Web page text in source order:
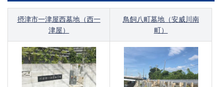
摂津市一津屋西墓地（西一
津屋）
鳥飼八町墓地（安威川南
町）